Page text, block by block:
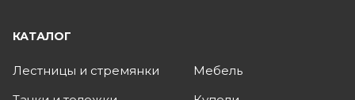
КАТАЛОГ
Лестницы и стремянки
Мебель